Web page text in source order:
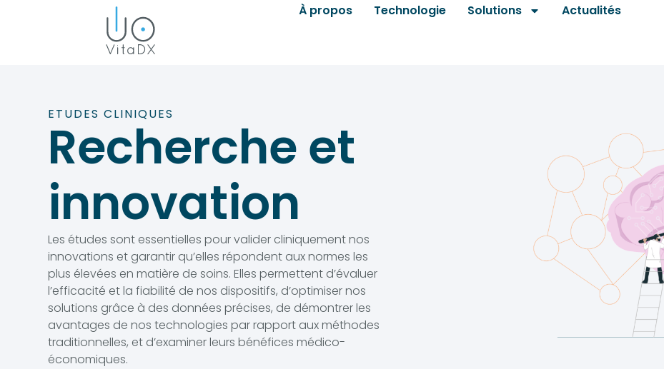
À propos Technologie Solutions Actualités
ETUDES CLINIQUES
Recherche et
innovation
Les études sont essentielles pour valider cliniquement nos
innovations et garantir qu’elles répondent aux normes les
plus élevées en matière de soins. Elles permettent d’évaluer
l’efficacité et la fiabilité de nos dispositifs, d’optimiser nos
solutions grâce à des données précises, de démontrer les
avantages de nos technologies par rapport aux méthodes
traditionnelles, et d’examiner leurs bénéfices médico-
économiques.